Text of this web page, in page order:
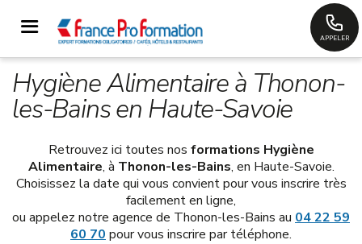
APPELER
Hygiène Alimentaire à Thonon-
les-Bains en Haute-Savoie
Retrouvez ici toutes nos formations Hygiène
Alimentaire, à Thonon-les-Bains, en Haute-Savoie.
Choisissez la date qui vous convient pour vous inscrire très
facilement en ligne,
ou appelez notre agence de Thonon-les-Bains au 04 22 59
60 70 pour vous inscrire par téléphone.